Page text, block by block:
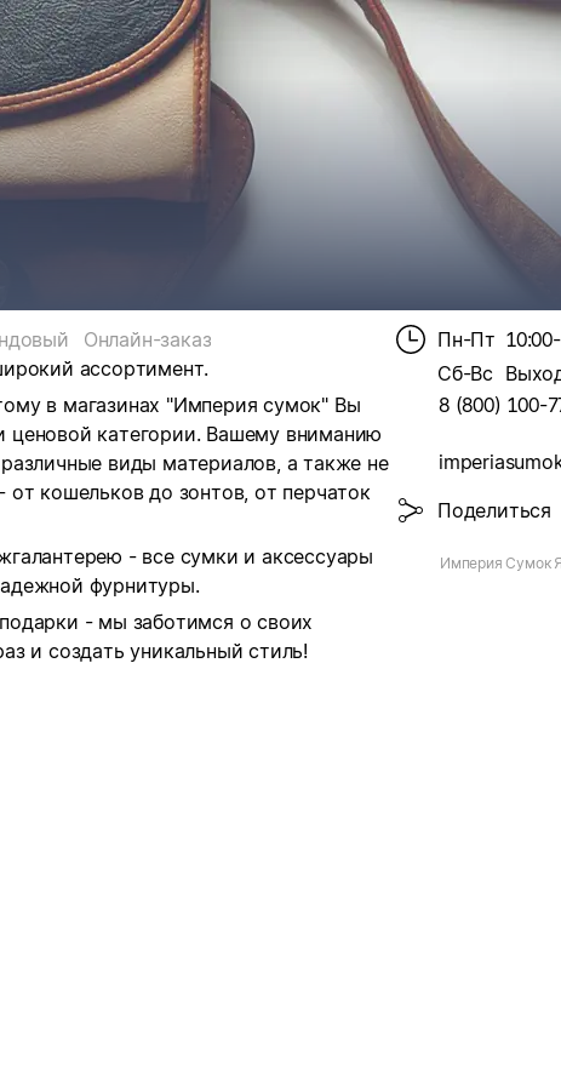
Онлайн-заказ
ассортимент.
в магазинах "Империя сумок" Вы
ценовой категории. Вашему вниманию
виды материалов, а также не
кошельков до зонтов, от перчаток
- все сумки и аксессуары
фурнитуры.
- мы заботимся о своих
и создать уникальный стиль!
Пн-Пт
Сб-Вс
8 (800) 100-
Поделиться
Империя Сумок